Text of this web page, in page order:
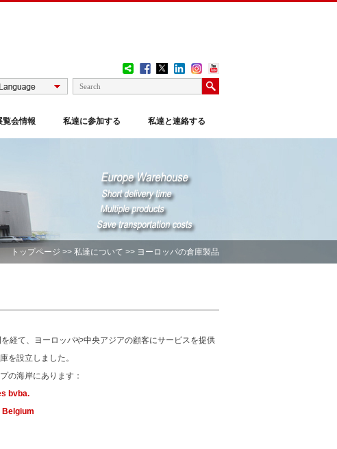
覧会情報 私達に参加する 私達と連絡する
トップページ >> 私達について >> ヨーロッパの倉庫製品
経て、ヨーロッパや中央アジアの顧客にサービスを提供
を設立しました。
の海岸にあります：
bvba.
Belgium